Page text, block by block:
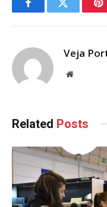
FacebookTwitter
Veja
Website
Related Posts